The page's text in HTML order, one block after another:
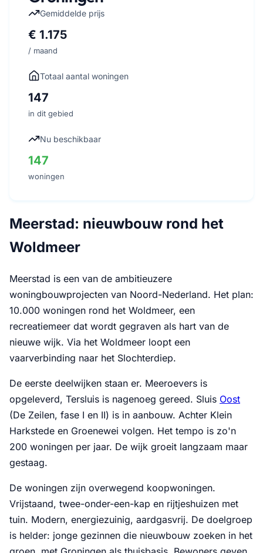
Gemiddelde prijs
€ 1.175
/ maand
Totaal aantal woningen
147
in dit gebied
Nu beschikbaar
147
woningen
Meerstad: nieuwbouw rond het
Woldmeer
Meerstad is een van de ambitieuzere
woningbouwprojecten van Noord-Nederland. Het plan:
10.000 woningen rond het Woldmeer, een
recreatiemeer dat wordt gegraven als hart van de
nieuwe wijk. Via het Woldmeer loopt een
vaarverbinding naar het Slochterdiep.
De eerste deelwijken staan er. Meeroevers is
opgeleverd, Tersluis is nagenoeg gereed. Sluis Oost
(De Zeilen, fase I en II) is in aanbouw. Achter Klein
Harkstede en Groenewei volgen. Het tempo is zo'n
200 woningen per jaar. De wijk groeit langzaam maar
gestaag.
De woningen zijn overwegend koopwoningen.
Vrijstaand, twee-onder-een-kap en rijtjeshuizen met
tuin. Modern, energiezuinig, aardgasvrij. De doelgroep
is helder: jonge gezinnen die nieuwbouw zoeken in het